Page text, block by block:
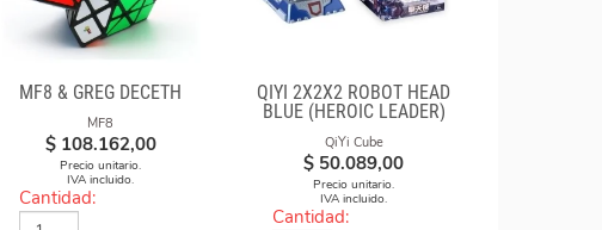
MF8 & GREG DECETH
MF8
$ 108.162,00
Precio unitario.
IVA incluido.
Cantidad:
QIYI 2X2X2 ROBOT HEAD
BLUE (HEROIC LEADER)
QiYi Cube
$ 50.089,00
Precio unitario.
IVA incluido.
Cantidad: